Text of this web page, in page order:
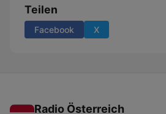
Teilen
Facebook X
Radio Österreich